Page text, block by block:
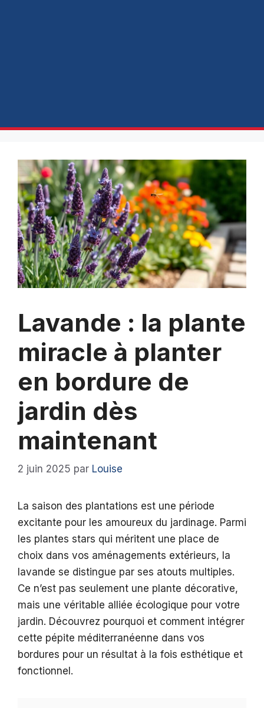
Lavande : la plante
miracle à planter
en bordure de
jardin dès
maintenant
2 juin 2025 par Louise
La saison des plantations est une période
excitante pour les amoureux du jardinage. Parmi
les plantes stars qui méritent une place de
choix dans vos aménagements extérieurs, la
lavande se distingue par ses atouts multiples.
Ce n’est pas seulement une plante décorative,
mais une véritable alliée écologique pour votre
jardin. Découvrez pourquoi et comment intégrer
cette pépite méditerranéenne dans vos
bordures pour un résultat à la fois esthétique et
fonctionnel.